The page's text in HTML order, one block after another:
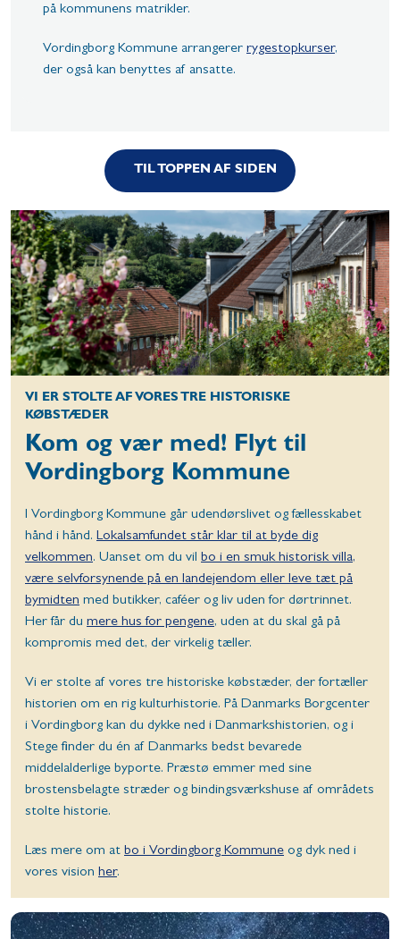
på kommunens matrikler.
Vordingborg Kommune arrangerer rygestopkurser,
der også kan benyttes af ansatte.
TIL TOPPEN AF SIDEN
VI ER STOLTE AF VORES TRE HISTORISKE
KØBSTÆDER
Kom og vær med! Flyt til
Vordingborg Kommune
I Vordingborg Kommune går udendørslivet og fællesskabet
hånd i hånd. Lokalsamfundet står klar til at byde dig
velkommen. Uanset om du vil bo i en smuk historisk villa,
være selvforsynende på en landejendom eller leve tæt på
bymidten med butikker, caféer og liv uden for dørtrinnet.
Her får du mere hus for pengene, uden at du skal gå på
kompromis med det, der virkelig tæller.
Vi er stolte af vores tre historiske købstæder, der fortæller
historien om en rig kulturhistorie. På Danmarks Borgcenter
i Vordingborg kan du dykke ned i Danmarkshistorien, og i
Stege finder du én af Danmarks bedst bevarede
middelalderlige byporte. Præstø emmer med sine
brostensbelagte stræder og bindingsværkshuse af områdets
stolte historie.
Læs mere om at bo i Vordingborg Kommune og dyk ned i
vores vision her.